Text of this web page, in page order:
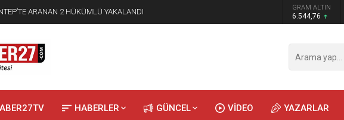
ARANAN 2 HÜKÜMLÜ YAKALANDI GRAM ALTIN
6.544,76
HABERLER GÜNCEL VİDEO YAZARLAR